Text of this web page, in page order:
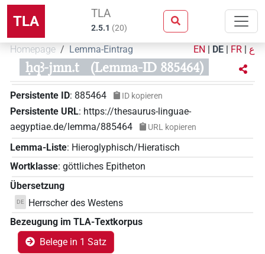
TLA TLA
2.5.1 (20)
Homepage Lemma-Eintrag EN | DE | FR | ع
ḥqꜣ-jmn.t (Lemma-ID 885464)
Persistente ID: 885464 ID kopieren
Persistente URL: https://thesaurus-linguae-
aegyptiae.de/lemma/885464
URL kopieren
Lemma-Liste: Hieroglyphisch/Hieratisch
Wortklasse: göttliches Epitheton
Übersetzung
DE
Herrscher des Westens
Bezeugung im TLA-Textkorpus
Belege in 1 Satz